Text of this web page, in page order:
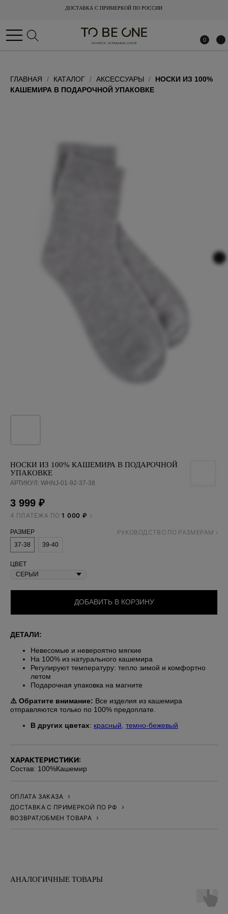
ДОСТАВКА С ПРИМЕРКОЙ ПО РОССИИ
0
ДОСТАВКА С ПРИМЕРКОЙ ПО РОССИИ
0
ГЛАВНАЯ КАТАЛОГ АКСЕССУАРЫ
НОСКИ ИЗ 100%
КАШЕМИРА В ПОДАРОЧНОЙ УПАКОВКЕ
НОСКИ ИЗ 100% КАШЕМИРА В ПОДАРОЧНОЙ
УПАКОВКЕ
АРТИКУЛ: WHNJ-01-92-37-38
3 999 ₽
4 ПЛАТЕЖА ПО1 000 ₽
РАЗМЕР
37-38
39-40
ЦВЕТ
ДОБАВИТЬ В КОРЗИНУ
ДЕТАЛИ:
Невесомые и невероятно мягкие
На 100% из натурального кашемира
Регулируют температуру: тепло зимой и комфортно
летом
Подарочная упаковка на магните
⚠️ Обратите внимание: Все изделия из кашемира
отправляются только по 100% предоплате.
В других цветах: красный темно-бежевый
ХАРАКТЕРИСТИКИ:
Состав: 100%Кашемир
ОПЛАТА ЗАКАЗА
ДОСТАВКА С ПРИМЕРКОЙ ПО РФ
ВОЗВРАТ/ОБМЕН ТОВАРА
АНАЛОГИЧНЫЕ ТОВАРЫ